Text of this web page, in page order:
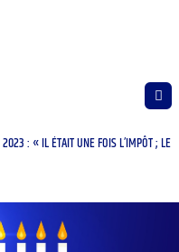
: « IL ÉTAIT UNE FOIS L’IMPÔT ; LE